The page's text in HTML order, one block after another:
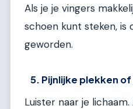
Als je je vingers
schoen kunt steken, is
geworden.
5. Pijnlijke plekken
Luister naar je